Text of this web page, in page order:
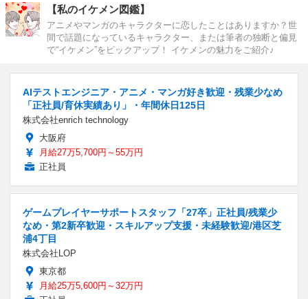
【私のイケメン図鑑】
アニメやマンガのキャラクターに恋したことはありますか？世
間で話題になっているキャラクター、または筆者の独断と偏見
で“イケメン”をピックアップ！ イケメンの魅力をご紹介♪
AIテストエンジニア・アニメ・マンガ好き歓迎・残業少なめ
「正社員/育休実績あり」・年間休日125日
株式会社enrich technology
大阪府
月給27万5,700円～55万円
正社員
ゲームプレイヤーサポートスタッフ「27卒」正社員/残業少
なめ・第2新卒歓迎・スキルアップ支援・未経験歓迎/港区芝
浦4丁目
株式会社LOP
東京都
月給25万5,600円～32万円